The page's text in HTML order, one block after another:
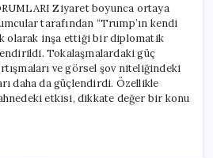
Ziyaret boyunca ortaya
tarafından “Trump’ın kendi
olarak inşa ettiği bir diplomatik
Tokalaşmalardaki güç
ve görsel şov niteliğindeki
daha da güçlendirdi. Özellikle
etkisi, dikkate değer bir konu